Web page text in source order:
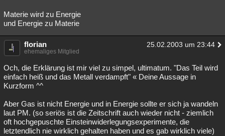
Materie wird zu Energie
und Energie zu Materie
florian 25.02.2003 um 23:44
ehemaliges Mitglied
Och, die Erklärung ist mir viel zu simpel, ultimatum. "Das Teil wird
einfach heiß und das Metall verdampft" « Deine Aussage in
Kurzform ^^
Aber Gas ist nicht Energie und in Energie sollte er sich ja wandeln
laut PM. (so seriös ist die Zeitschrift auch wieder nicht - ziemlich
oft hochgepuschte Einsteinwiderlegungsexperimente, die
letztendlich nie wirklich gehalten haben und es gab wirklich viele)